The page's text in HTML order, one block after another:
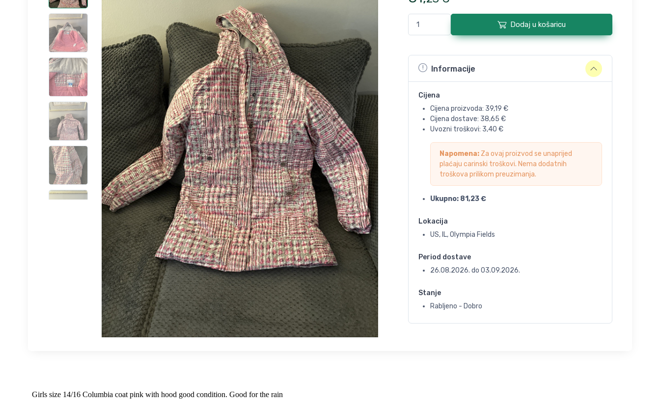
Dodaj u košaricu
Informacije
Cijena
Cijena proizvoda: 39,19 €
Cijena dostave: 38,65 €
Uvozni troškovi: 3,40 €
Napomena:Za ovaj proizvod se unaprijed
plaćaju carinski troškovi. Nema dodatnih
troškova prilikom preuzimanja.
Ukupno: 81,23€
Lokacija
US, IL, Olympia Fields
Period dostave
26.08.2026. do 03.09.2026.
Stanje
Rabljeno - Dobro